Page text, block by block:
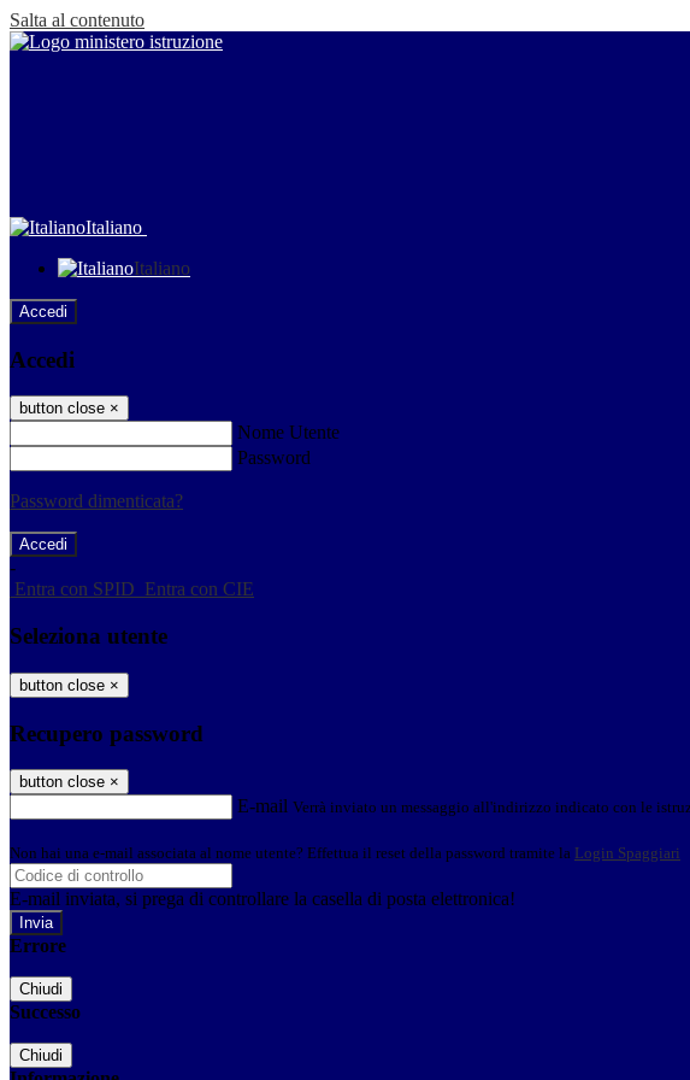
Salta al contenuto
Italiano
Italiano
Accedi
Accedi
button close ×
Nome Utente
Password
Password dimenticata?
-
Entra con SPID Entra con CIE
Seleziona utente
button close ×
Recupero password
button close ×
E-mail Verrà inviato un messaggio all'indirizzo indicato con le
Non hai una e-mail associata al nome utente? Effettua il reset della password tramite la Login Spaggiari
E-mail inviata, si prega di controllare la casella di posta elettronica!
Errore
Chiudi
Successo
Chiudi